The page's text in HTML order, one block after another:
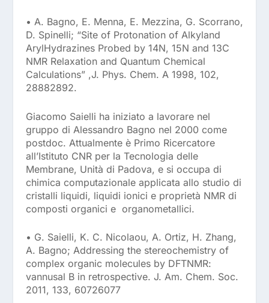
• A. Bagno, E. Menna, E. Mezzina, G. Scorrano,
D. Spinelli; “Site of Protonation of Alkyland
ArylHydrazines Probed by 14N, 15N and 13C
NMR Relaxation and Quantum Chemical
Calculations” ,J. Phys. Chem. A 1998, 102,
28882892.
Giacomo Saielli ha iniziato a lavorare nel
gruppo di Alessandro Bagno nel 2000 come
postdoc. Attualmente è Primo Ricercatore
all’Istituto CNR per la Tecnologia delle
Membrane, Unità di Padova, e si occupa di
chimica computazionale applicata allo studio di
cristalli liquidi, liquidi ionici e proprietà NMR di
composti organici e organometallici.
• G. Saielli, K. C. Nicolaou, A. Ortiz, H. Zhang,
A. Bagno; Addressing the stereochemistry of
complex organic molecules by DFTNMR:
vannusal B in retrospective. J. Am. Chem. Soc.
2011, 133, 60726077